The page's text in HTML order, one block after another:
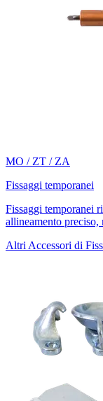
MO / ZT / ZA
Fissaggi temporanei
Fissaggi temporanei
allineamento preciso,
Altri Accessori di